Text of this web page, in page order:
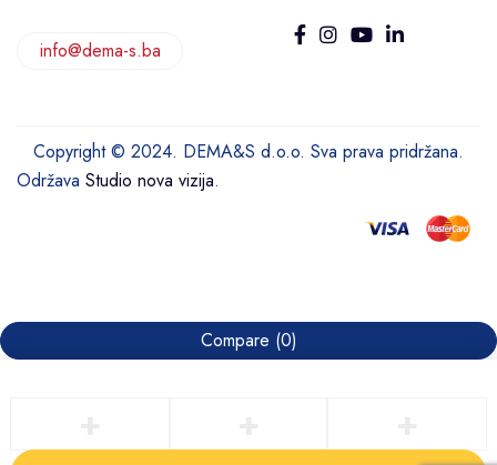
info@dema-s.ba
Copyright © 2024. DEMA&S d.o.o. Sva prava pridržana.
Održava Studio nova vizija.
Compare (0)